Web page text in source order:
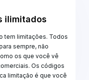
ilimitados
tem limitações. Todos
sempre, não
os que você vê
Os códigos
limitação é que você